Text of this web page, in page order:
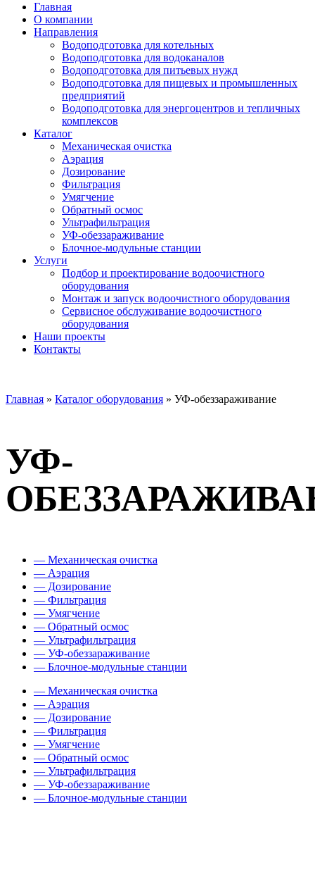
Главная
О компании
Направления
Водоподготовка для котельных
Водоподготовка для водоканалов
Водоподготовка для питьевых нужд
Водоподготовка для пищевых и промышленных
предприятий
Водоподготовка для энергоцентров и тепличных
комплексов
Каталог
Механическая очистка
Аэрация
Дозирование
Фильтрация
Умягчение
Обратный осмос
Ультрафильтрация
УФ-обеззараживание
Блочное-модульные станции
Услуги
Подбор и проектирование водоочистного
оборудования
Монтаж и запуск водоочистного оборудования
Сервисное обслуживание водоочистного
оборудования
Наши проекты
Контакты
Главная » Каталог оборудования » УФ-обеззараживание
УФ-
— Механическая очистка
— Аэрация
— Дозирование
— Фильтрация
— Умягчение
— Обратный осмос
— Ультрафильтрация
— УФ-обеззараживание
— Блочное-модульные станции
— Механическая очистка
— Аэрация
— Дозирование
— Фильтрация
— Умягчение
— Обратный осмос
— Ультрафильтрация
— УФ-обеззараживание
— Блочное-модульные станции